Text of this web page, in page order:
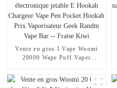
Mangue Pêche Pastèque
Vente en gros I Vape Woomi
20000 Wape Puff Vaper
Pocket Hookah Prix